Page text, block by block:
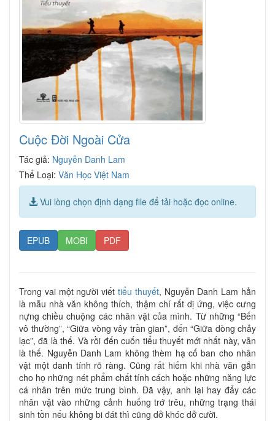
Cuộc Đời Ngoài Cửa
Tác giả: Nguyễn Danh Lam
Thể Loại: Văn Học Việt Nam
Vui lòng chọn định dạng file để tải hoặc đọc online.
EPUB MOBI PDF
Trong vai một người viết tiểu thuyết, Nguyễn Danh Lam hẳn
là mẫu nhà văn không thích, thậm chí rất dị ứng, việc cưng
nựng chiều chuộng các nhân vật của mình. Từ những “Bến
vô thường”, “Giữa vòng vây trần gian”, đến “Giữa dòng chảy
lạc”, đã là thế. Và rồi đến cuốn tiểu thuyết mới nhất này, vẫn
là thế. Nguyễn Danh Lam không thèm hạ cố ban cho nhân
vật một danh tính rõ ràng. Cũng rất hiếm khi nhà văn gắn
cho họ những nét phẩm chất tính cách hoặc những năng lực
cá nhân trên mức trung bình. Đã vậy, anh lại hay đẩy các
nhân vật vào những cảnh huống trớ trêu, những trạng thái
sinh tồn nếu không bi đát thì cũng dở khóc dở cười.